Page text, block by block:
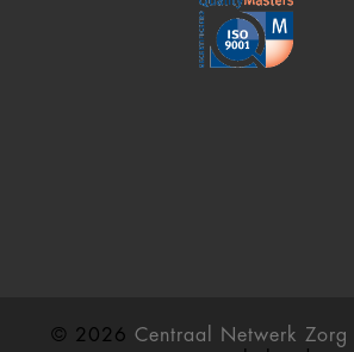
© 2026 Centraal Netwerk Zorg